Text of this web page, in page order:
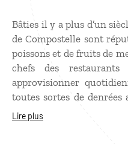
Bâties il y a plus d’un
de Compostelle sont
poissons et de fruits de
chefs des
approvisionner
toutes sortes de denrées
soin sur les étals. Des
Lire plus